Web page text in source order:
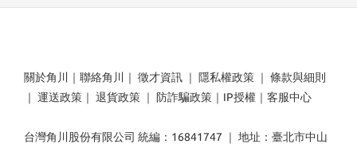
關於角川 ｜ 聯絡角川 ｜ 徵才資訊 ｜ 隱私權政策 ｜ 條款與細則
｜ 運送政策 ｜ 退貨政策 ｜ 防詐騙政策 ｜ IP授權 ｜ 客服中心
台灣角川股份有限公司 統編：16841747 ｜ 地址：臺北市中山